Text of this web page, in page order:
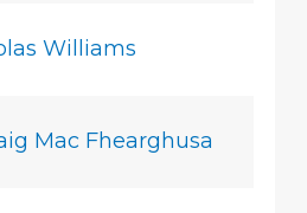
Williams
Mac Fhearghusa